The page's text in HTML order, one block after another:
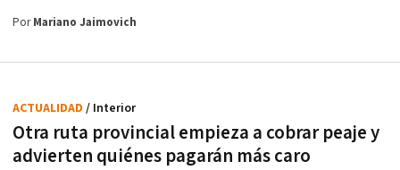
PorMariano Jaimovich
Otra ruta provincial empieza a cobrar peaje y
advierten quiénes pagarán más caro
ACTUALIDAD / Interior